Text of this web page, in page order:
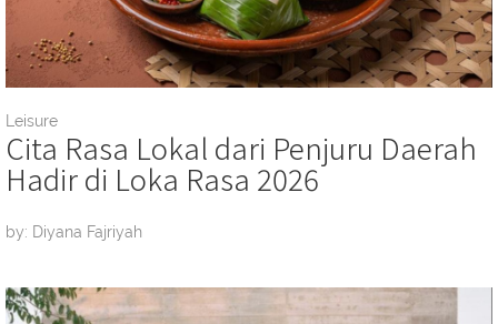
Leisure
Cita Rasa Lokal dari Penjuru Daerah
Hadir di Loka Rasa 2026
by: Diyana Fajriyah